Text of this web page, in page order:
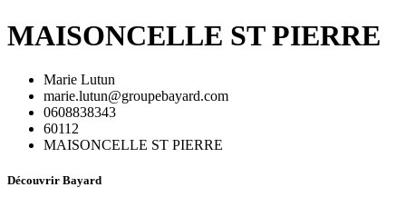
MAISONCELLE ST PIERRE
Marie Lutun
marie.lutun@groupebayard.com
0608838343
60112
MAISONCELLE ST PIERRE
Découvrir Bayard